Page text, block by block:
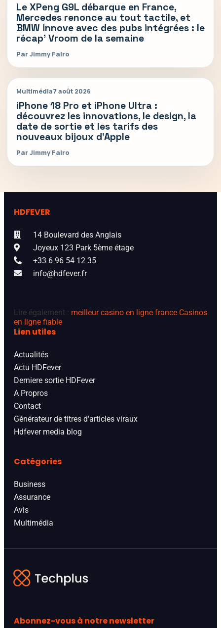
Le XPeng G9L débarque en France,
Mercedes renonce au tout tactile, et
BMW innove avec des pubs intégrées : le
récap’ Vroom de la semaine
Par Jimmy Falro
Multimédia7 août 2026
iPhone 18 Pro et iPhone Ultra :
découvrez les innovations, le design, la
date de sortie et les tarifs des
nouveaux bijoux d’Apple
Par Jimmy Falro
HDFEVER
14 Boulevard des Anglais
Joyeux 123 Park 5ème étage
+33 6 96 54 12 35
info@hdfever.fr
Lire également : meilleur casino en ligne france Casinos
en ligne fiable
Lien utiles
Actualités
Actu HDFever
Derniere sortie HDFever
A Propros
Contact
Générateur de titres d'articles viraux
Hdfever media blog
Catégories
Business
Assurance
Avis
Multimédia
Abonnez-vous à notre newsletter